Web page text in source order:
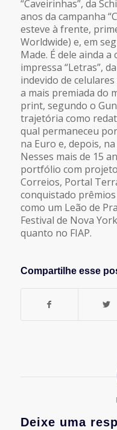
“Caveirinhas”, da
anos da campanha
esteve à frente,
Worldwide) e, em
Made. É dele ainda
impressa “Letras”,
indevido de
a mais premiada do
print, segundo o
trajetória como
qual permaneceu
na Euro e, depois,
Nesses mais de 15
portfólio com
Correios, Portal
conquistado
como um Leão de
Festival de Nova
quanto no FIAP.
Compartilhe esse
Deixe uma